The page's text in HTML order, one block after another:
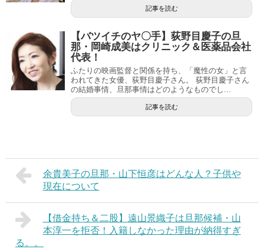
記事を読む
【バツイチのヤ〇手】荻野目慶子の旦
那・岡崎成美はクリニック＆医薬品会社
代表！
ふたりの映画監督と関係を持ち、「魔性の女」と言
われてきた女優、荻野目慶子さん。 荻野目慶子さん
の結婚事情、旦那事情はどのようなものでし...
記事を読む
余貴美子の旦那・山下恒彦はどんな人？子供や
現在について
【借金持ち＆二股】遠山景織子は旦那候補・山
本淳一を拒否！入籍しなかった理由が納得すぎ
る。。